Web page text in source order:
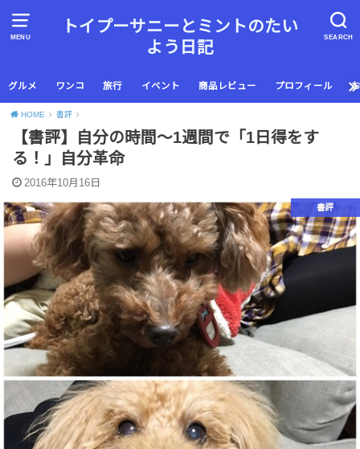
MENU SEARCH
トイプーサニーとミントのたい
よう日記
グルメ ワンコ 旅行 イベント 商品レビュー プロフィール
HOME 書評
【書評】自分の時間〜1週間で「1日得をす
る！」自分革命
2016年10月16日
書評